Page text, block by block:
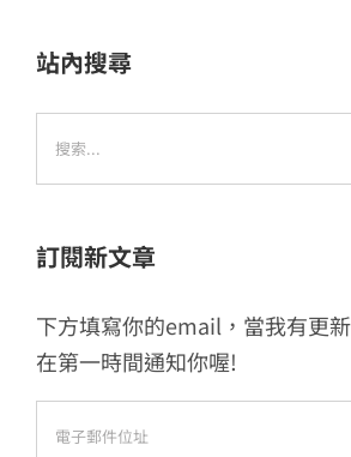
站內搜尋
訂閱新文章
下方填寫你的email，當我有更
在第一時間通知你喔!